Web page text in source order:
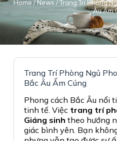
Home /News / Trang Trí Phòng
Âu Ấm
Trang Trí Phòng Ngủ
Bắc Âu Ấm Cúng
Phong cách Bắc Âu nổi
tinh tế. Việc trang trí
Giáng sinh theo hướng
giác bình yên. Bạn